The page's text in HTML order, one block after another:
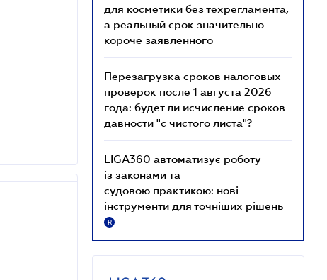
для косметики без техрегламента,
а реальный срок значительно
короче заявленного
Перезагрузка сроков налоговых
проверок после 1 августа 2026
года: будет ли исчисление сроков
давности "с чистого листа"?
LIGA360 автоматизує роботу
із законами та
судовою практикою: нові
інструменти для точніших рішень
R